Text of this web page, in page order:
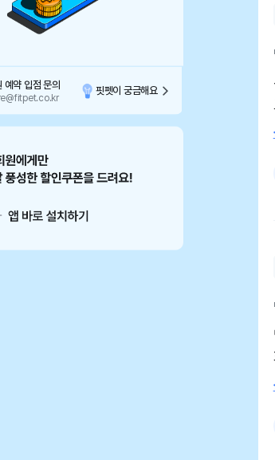
예약 입점 문의 핏펫이 궁금해요